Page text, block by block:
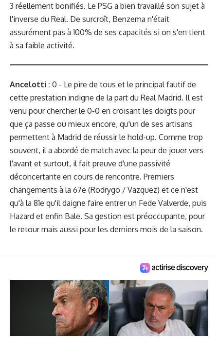
3 réellement bonifiés. Le PSG a bien travaillé son sujet à
l'inverse du Real. De surcroît, Benzema n'était
assurément pas à 100% de ses capacités si on s'en tient
à sa faible activité.
Ancelotti : 0 - Le pire de tous et le principal fautif de
cette prestation indigne de la part du Real Madrid. Il est
venu pour chercher le 0-0 en croisant les doigts pour
que ça passe ou mieux encore, qu'un de ses artisans
permettent à Madrid de réussir le hold-up. Comme trop
souvent, il a abordé de match avec la peur de jouer vers
l'avant et surtout, il fait preuve d'une passivité
déconcertante en cours de rencontre. Premiers
changements à la 67e (Rodrygo / Vazquez) et ce n'est
qu'à la 81e qu'il daigne faire entrer un Fede Valverde, puis
Hazard et enfin Bale. Sa gestion est préoccupante, pour
le retour mais aussi pour les derniers mois de la saison.